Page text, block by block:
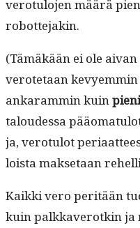
vero­tu­lo­jen määrä
robottejakin.
(Tämäkään ei ole
verote­taan
ankaram­min kuin
taloudessa
ja, vero­tu­lot
loista mak­se­taan
Kaik­ki vero per­itään
kuin palkkaverotkin ja